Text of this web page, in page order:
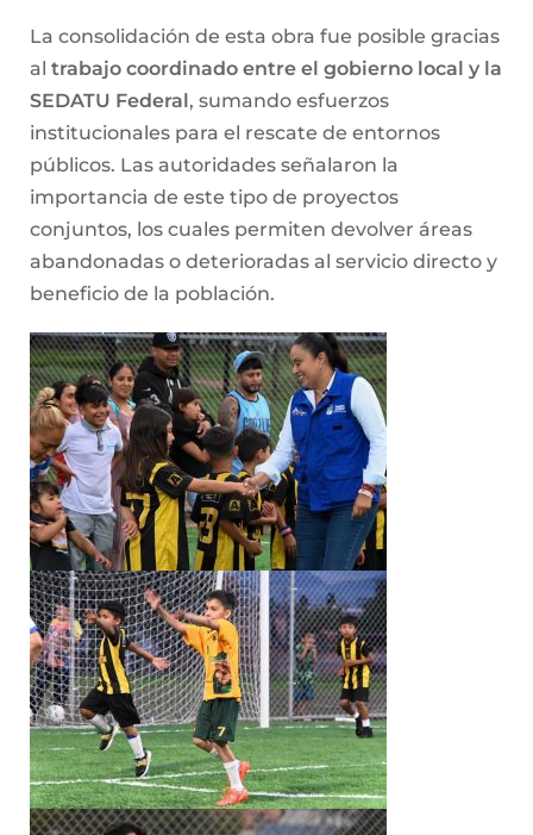
La consolidación de esta obra fue posible gracias
al trabajo coordinado entre el gobierno local y la
SEDATU Federal , sumando esfuerzos
institucionales para el rescate de entornos
públicos. Las autoridades señalaron la
importancia de este tipo de proyectos
conjuntos, los cuales permiten devolver áreas
abandonadas o deterioradas al servicio directo y
beneficio de la población.